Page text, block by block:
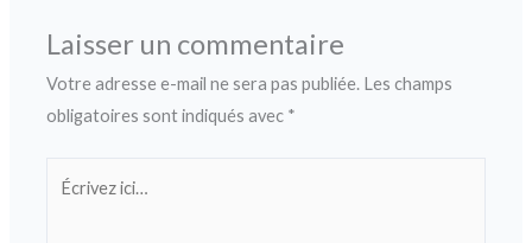
Laisser un commentaire
Votre adresse e-mail ne sera pas publiée. Les champs
obligatoires sont indiqués avec *